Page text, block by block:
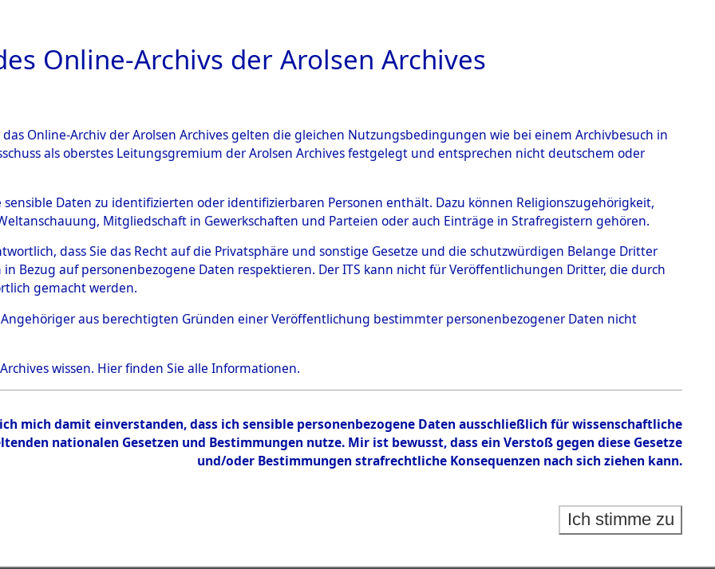
ARCHIVALE ÜBERSICHT BILD
0005 (108008378)
Person KNOLL, JOHANN
Bestand
Online-Archivs der Arolsen Archives
Online-Archiv der Arolsen Archives gelten die gleichen Nutzungsbedingungen wie bei einem Archivbesuch in
als oberstes Leitungsgremium der Arolsen Archives festgelegt und entsprechen nicht deutschem oder
sensible Daten zu identifizierten oder identifizierbaren Personen enthält. Dazu können Religionszugehörigkeit,
Mitgliedschaft in Gewerkschaften und Parteien oder auch Einträge in Strafregistern gehören.
dass Sie das Recht auf die Privatsphäre und sonstige Gesetze und die schutzwürdigen Belange Dritter
Bezug auf personenbezogene Daten respektieren. Der ITS kann nicht für Veröffentlichungen Dritter, die durch
gemacht werden.
Angehöriger aus berechtigten Gründen einer Veröffentlichung bestimmter personenbezogener Daten nicht
wissen. Hierfinden Sie alle Informationen.
mich damit einverstanden, dass ich sensible personenbezogene Daten ausschließlich für wissenschaftliche
nationalen Gesetzen und Bestimmungen nutze. Mir ist bewusst, dass ein Verstoß gegen diese Gesetze
und/oder Bestimmungen strafrechtliche Konsequenzen nach sich ziehen kann.
Ich stimme zu